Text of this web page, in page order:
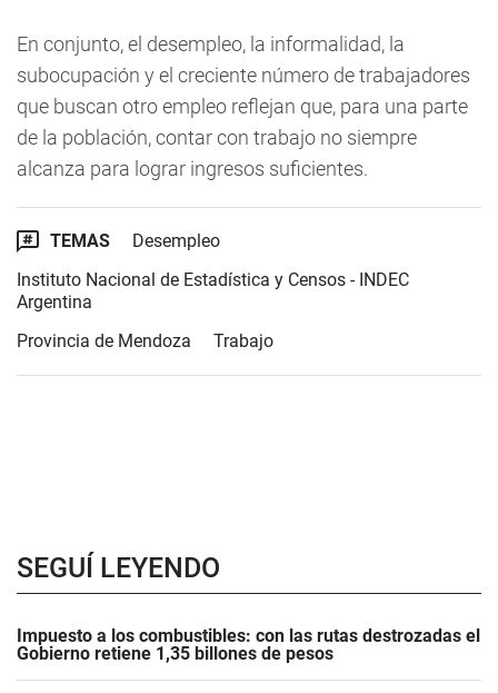
En conjunto, el desempleo, la informalidad, la
subocupación y el creciente número de trabajadores
que buscan otro empleo reflejan que, para una parte
de la población, contar con trabajo no siempre
alcanza para lograr ingresos suficientes.
TEMAS
Desempleo
Instituto Nacional de Estadística y Censos - INDEC
Argentina
Provincia de Mendoza
Trabajo
SEGUÍ LEYENDO
Impuesto a los combustibles: con las rutas destrozadas el
Gobierno retiene 1,35 billones de pesos